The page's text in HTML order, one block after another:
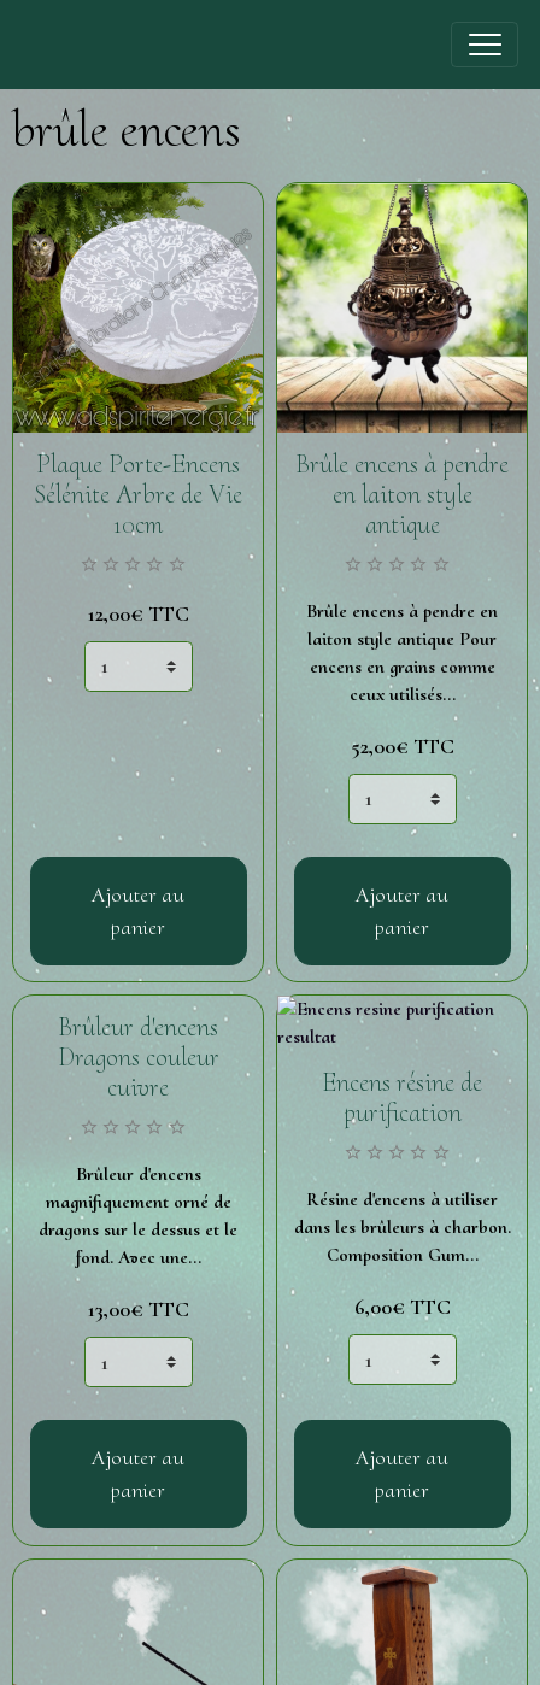
brûle encens
Plaque Porte-Encens
Sélénite Arbre de Vie
10cm
12,00€ TTC
Ajouter au
panier
Brûle encens à pendre
en laiton style
antique
Brûle encens à pendre en
laiton style antique Pour
encens en grains comme
ceux utilisés...
52,00€ TTC
Ajouter au
panier
Brûleur d'encens
Dragons couleur
cuivre
Brûleur d'encens
magnifiquement orné de
dragons sur le dessus et le
fond. Avec une...
13,00€ TTC
Ajouter au
panier
Encens résine de
purification
Résine d'encens à utiliser
dans les brûleurs à charbon.
Composition Gum...
6,00€ TTC
Ajouter au
panier